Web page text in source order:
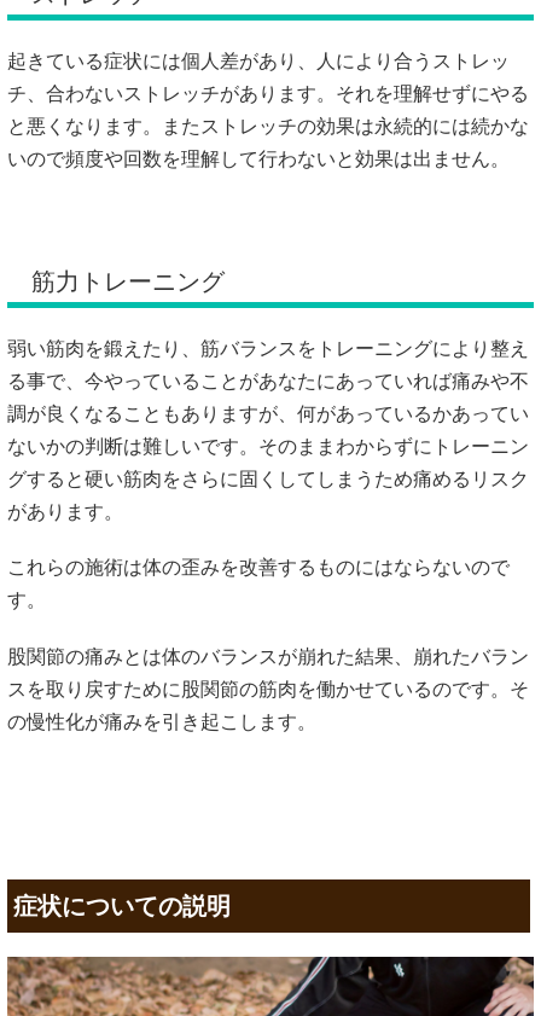
起きている症状には個人差があり、人により合うストレッ
チ、合わないストレッチがあります。それを理解せずにやる
と悪くなります。またストレッチの効果は永続的には続かな
いので頻度や回数を理解して行わないと効果は出ません。
筋力トレーニング
弱い筋肉を鍛えたり、筋バランスをトレーニングにより整え
る事で、今やっていることがあなたにあっていれば痛みや不
調が良くなることもありますが、何があっているかあってい
ないかの判断は難しいです。そのままわからずにトレーニン
グすると硬い筋肉をさらに固くしてしまうため痛めるリスク
があります。
これらの施術は体の歪みを改善するものにはならないので
す。
股関節の痛みとは体のバランスが崩れた結果、崩れたバラン
スを取り戻すために股関節の筋肉を働かせているのです。そ
の慢性化が痛みを引き起こします。
症状についての説明